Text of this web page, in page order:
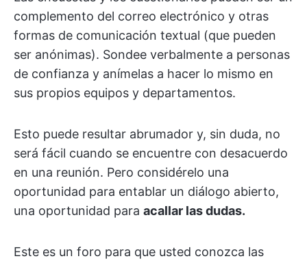
complemento del correo electrónico y otras
formas de comunicación textual (que pueden
ser anónimas). Sondee verbalmente a personas
de confianza y anímelas a hacer lo mismo en
sus propios equipos y departamentos.
Esto puede resultar abrumador y, sin duda, no
será fácil cuando se encuentre con desacuerdo
en una reunión. Pero considérelo una
oportunidad para entablar un diálogo abierto,
una oportunidad para acallar las dudas.
Este es un foro para que usted conozca las